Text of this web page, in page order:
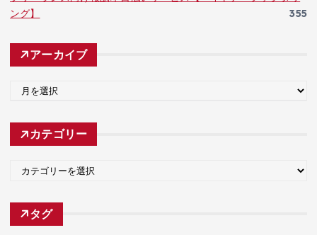
ング】
355
アーカイブ
カ
カテゴリー
ゴ
タグ